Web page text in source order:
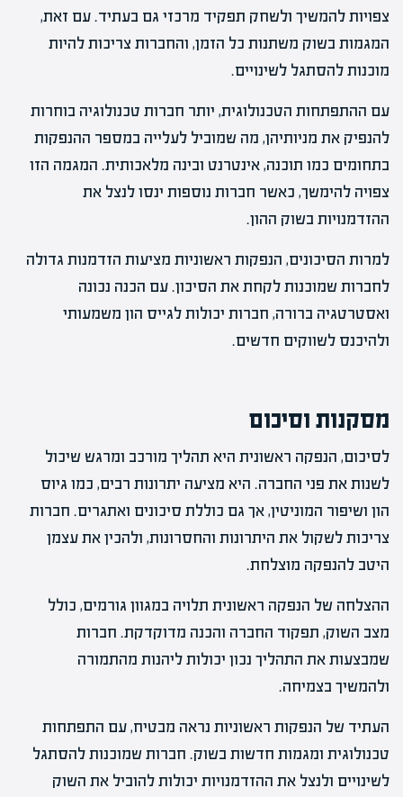
צפויות להמשיך ולשחק תפקיד מרכזי גם בעתיד. עם זאת,
המגמות בשוק משתנות כל הזמן, והחברות צריכות להיות
מוכנות להסתגל לשינויים.
עם ההתפתחות הטכנולוגית, יותר חברות טכנולוגיה בוחרות
להנפיק את מניותיהן, מה שמוביל לעלייה במספר ההנפקות
בתחומים כמו תוכנה, אינטרנט ובינה מלאכותית. המגמה הזו
צפויה להימשך, כאשר חברות נוספות ינסו לנצל את
ההזדמנויות בשוק ההון.
למרות הסיכונים, הנפקות ראשוניות מציעות הזדמנות גדולה
לחברות שמוכנות לקחת את הסיכון. עם הכנה נכונה
ואסטרטגיה ברורה, חברות יכולות לגייס הון משמעותי
ולהיכנס לשווקים חדשים.
מסקנות וסיכום
לסיכום, הנפקה ראשונית היא תהליך מורכב ומרגש שיכול
לשנות את פני החברה. היא מציעה יתרונות רבים, כמו גיוס
הון ושיפור המוניטין, אך גם כוללת סיכונים ואתגרים. חברות
צריכות לשקול את היתרונות והחסרונות, ולהכין את עצמן
היטב להנפקה מוצלחת.
ההצלחה של הנפקה ראשונית תלויה במגוון גורמים, כולל
מצב השוק, תפקוד החברה והכנה מדוקדקת. חברות
שמבצעות את התהליך נכון יכולות ליהנות מהתמורה
ולהמשיך בצמיחה.
העתיד של הנפקות ראשוניות נראה מבטיח, עם התפתחות
טכנולוגית ומגמות חדשות בשוק. חברות שמוכנות להסתגל
לשינויים ולנצל את ההזדמנויות יכולות להוביל את השוק